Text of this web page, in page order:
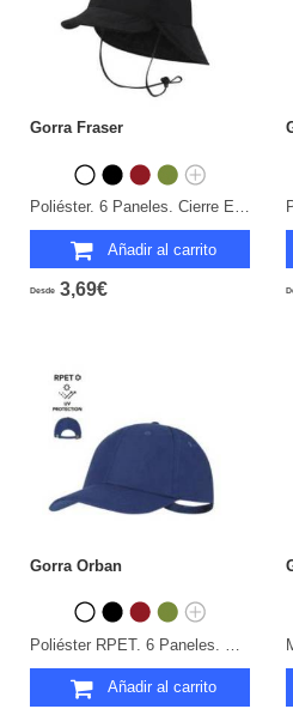
Gorra Fraser
Poliéster. 6 Paneles. Cierre Elástico.
Añadir al carrito
Desde 3,69€
Gorra Orban
Añadir al carrito